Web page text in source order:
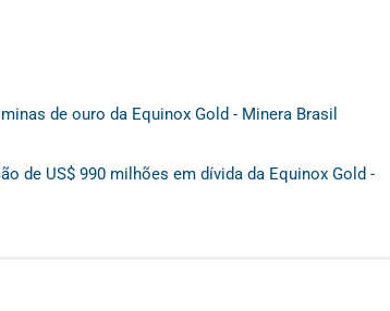
de ouro da Equinox Gold - Minera Brasil
de US$ 990 milhões em dívida da Equinox Gold -